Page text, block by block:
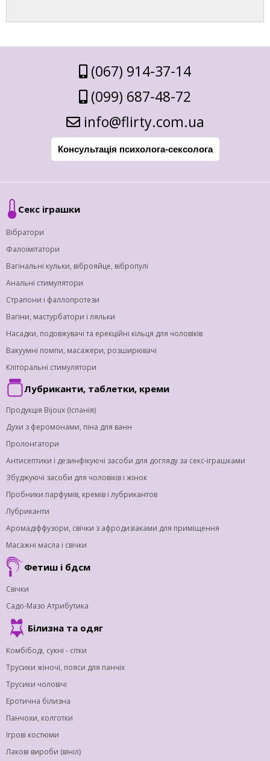
(067) 914-37-14
(099) 687-48-72
info@flirty.com.ua
Консультація психолога-сексолога
Секс іграшки
Вібратори
Фалоімітатори
Вагінальні кульки, віброяйце, вібропулі
Анальні стимулятори
Страпони і фаллопротези
Вагіни, мастурбатори і ляльки
Насадки, подовжувачі та ерекційні кільця для чоловіків
Вакуумні помпи, масажери, розширювачі
Кліторальні стимулятори
Лубриканти, таблетки, креми
Продукція Bijoux (Іспанія)
Духи з феромонами, піна для ванн
Пролонгатори
Антисептики і дезинфікуючі засоби для догляду за секс-іграшками
Збуджуючі засоби для чоловіків і жінок
Пробники парфумів, кремів і лубрикантов
Лубриканти
Аромадіффузори, свічки з афродизіаками для приміщення
Масажні масла і свічки
Фетиш і бдсм
Свічки
Садо-Мазо Атрибутика
Білизна та одяг
Комбібоді, сукні - сітки
Трусики жіночі, пояси для панчіх
Трусики чоловічі
Еротична білизна
Панчохи, колготки
Ігрові костюми
Лакові вироби (вініл)